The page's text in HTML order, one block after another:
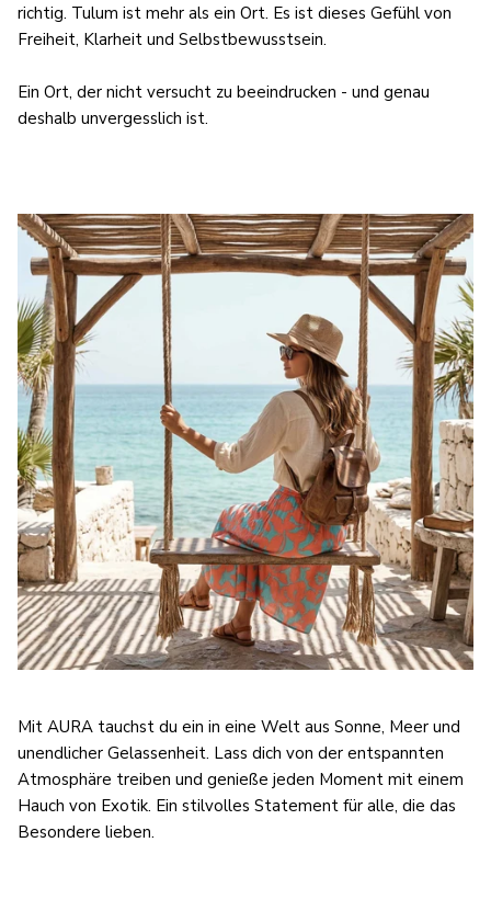
richtig. Tulum ist mehr als ein Ort. Es ist dieses Gefühl von
Freiheit, Klarheit und Selbstbewusstsein.
Ein Ort, der nicht versucht zu beeindrucken - und genau
deshalb unvergesslich ist.
Mit AURA tauchst du ein in eine Welt aus Sonne, Meer und
unendlicher Gelassenheit. Lass dich von der entspannten
Atmosphäre treiben und genieße jeden Moment mit einem
Hauch von Exotik. Ein stilvolles Statement für alle, die das
Besondere lieben.